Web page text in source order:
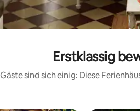
Erstklassig
Gäste sind sich einig: Diese